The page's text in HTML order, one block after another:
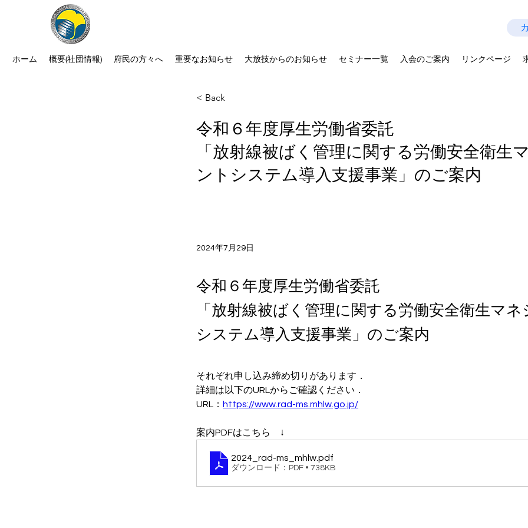
ホーム 概要(社団情報) 府民の方々へ 重要なお知らせ 大放技からのお知らせ セミナー一覧 入会のご案内 リンクページ
< Back
令和６年度厚生労働省委託
「放射線被ばく管理に関する労働安全衛生
ントシステム導入支援事業」のご案内
2024年7月29日
令和６年度厚生労働省委託
「放射線被ばく管理に関する労働安全衛生マ
システム導入支援事業」のご案内
それぞれ申し込み締め切りがあります．
詳細は以下のURLからご確認ください．
URL： https://www.rad-ms.mhlw.go.jp/
案内PDFはこちら　↓
2024_rad-ms_mhlw.pdf
ダウンロード：PDF • 738KB